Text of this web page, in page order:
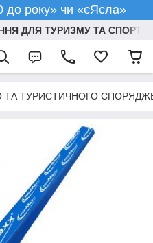
до року» чи «єЯсла»
ДЛЯ ТУРИЗМУ ТА СПОРТУ
ТА ТУРИСТИЧНОГО